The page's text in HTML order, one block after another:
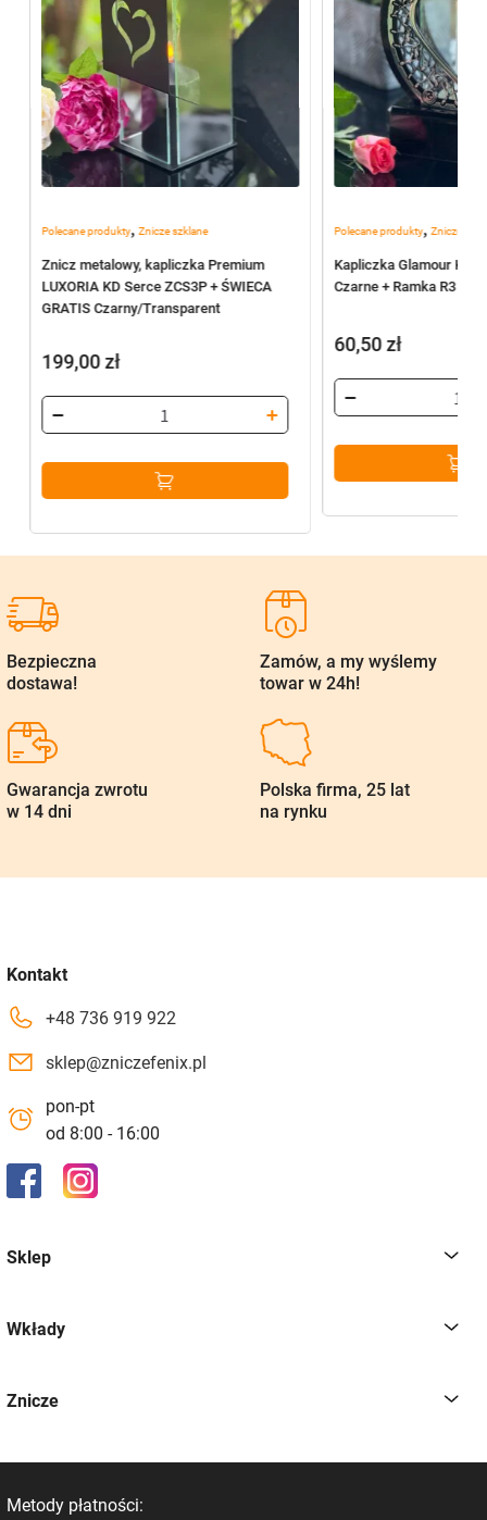
Polecane produkty, Znicze szklane
Znicz metalowy, kapliczka Premium
LUXORIA KD Serce ZCS3P + ŚWIECA
GRATIS Czarny/Transparent
199,00zł
Polecane produkty,Znicze
Kapliczka Glamour Koło
Czarne + Ramka R3
60,50zł
Bezpieczna
dostawa!
Zamów, a my wyślemy
towar w 24h!
Gwarancja zwrotu
w 14 dni
Polska firma, 25 lat
na rynku
Kontakt
+48 736 919 922
sklep@zniczefenix.pl
pon-pt
od 8:00 - 16:00
Sklep
Wkłady
Znicze
Metody płatności: